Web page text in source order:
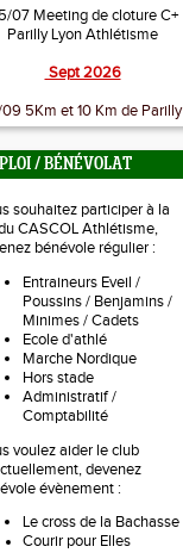
07 Meeting de cloture C+
Parilly Lyon Athlétisme
Sept 2026
09 5Km et 10 Km de Parilly
/ BÉNÉVOLAT
souhaitez participer à la
CASCOL Athlétisme,
bénévole régulier :
Entraineurs Eveil /
Poussins / Benjamins /
Minimes / Cadets
Ecole d'athlé
Marche Nordique
Hors stade
Administratif /
Comptabilité
voulez aider le club
devenez
évènement :
Le cross de la Bachasse
Courir pour Elles